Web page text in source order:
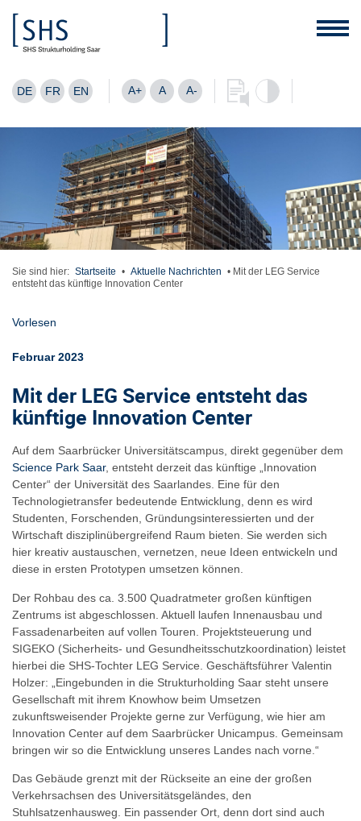
DE FR EN A+ A A-
Sie sind hier: Startseite • Aktuelle Nachrichten • Mit der LEG Service
entsteht das künftige Innovation Center
Vorlesen
Februar 2023
Mit der LEG Service entsteht das
künftige Innovation Center
Auf dem Saarbrücker Universitätscampus, direkt gegenüber dem
Science Park Saar, entsteht derzeit das künftige „Innovation
Center“ der Universität des Saarlandes. Eine für den
Technologietransfer bedeutende Entwicklung, denn es wird
Studenten, Forschenden, Gründungsinteressierten und der
Wirtschaft disziplinübergreifend Raum bieten. Sie werden sich
hier kreativ austauschen, vernetzen, neue Ideen entwickeln und
diese in ersten Prototypen umsetzen können.
Der Rohbau des ca. 3.500 Quadratmeter großen künftigen
Zentrums ist abgeschlossen. Aktuell laufen Innenausbau und
Fassadenarbeiten auf vollen Touren. Projektsteuerung und
SIGEKO (Sicherheits- und Gesundheitsschutzkoordination) leistet
hierbei die SHS-Tochter LEG Service. Geschäftsführer Valentin
Holzer: „Eingebunden in die Strukturholding Saar steht unsere
Gesellschaft mit ihrem Knowhow beim Umsetzen
zukunftsweisender Projekte gerne zur Verfügung, wie hier am
Innovation Center auf dem Saarbrücker Unicampus. Gemeinsam
bringen wir so die Entwicklung unseres Landes nach vorne.“
Das Gebäude grenzt mit der Rückseite an eine der großen
Verkehrsachsen des Universitätsgeländes, den
Stuhlsatzenhausweg. Ein passender Ort, denn dort sind auch